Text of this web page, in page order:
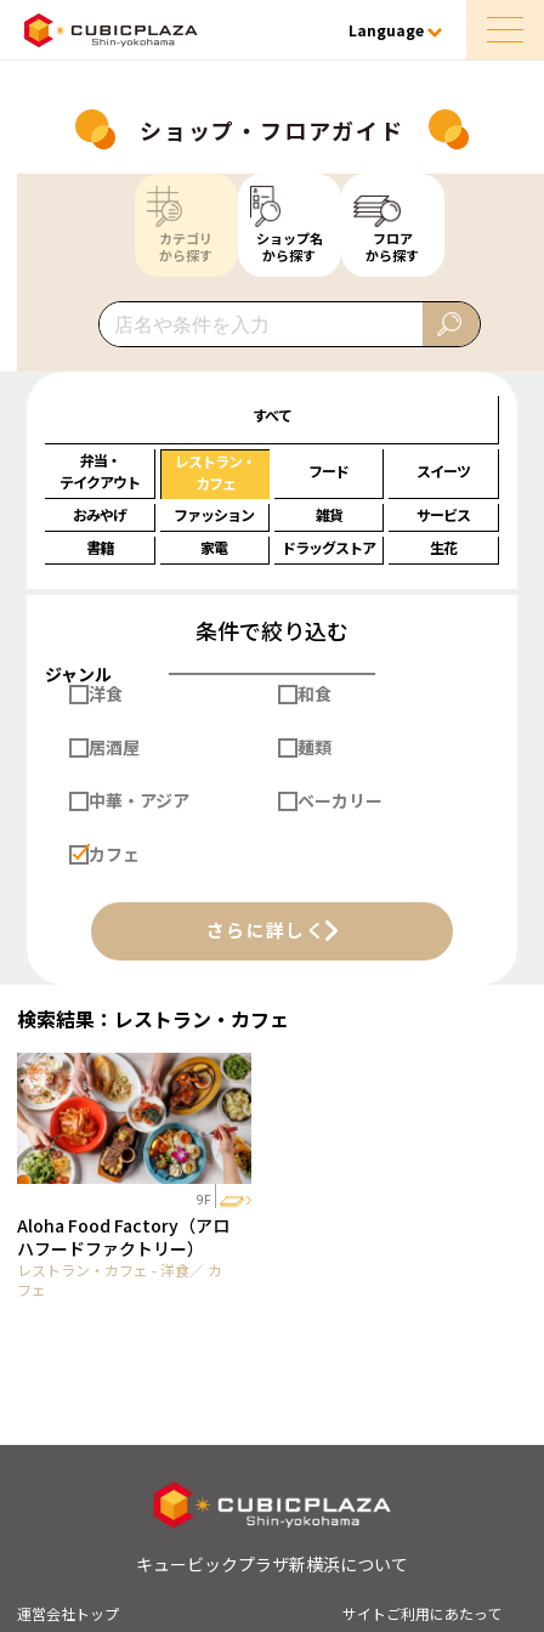
Language
ショップ・フロアガイド
カテゴリ
から探す
ショップ名
から探す
フロア
から探す
すべて
弁当・
テイクアウト
レストラン・
カフェ
フード スイーツ
おみやげ ファッション 雑貨
サービス
書籍
家電 ドラッグストア 生花
条件で絞り込む
ジャンル
洋食
和食
居酒屋 麺類
中華・アジア ベーカリー
カフェ
さらに詳しく
検索結果：レストラン・カフェ
9F
Aloha Food Factory（アロ
ハフードファクトリー）
レストラン・カフェ - 洋食／ カ
フェ
キュービックプラザ新横浜について
運営会社トップ サイトご利用にあたって